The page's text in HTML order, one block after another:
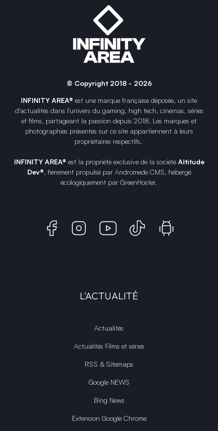
© Copyright 2018 - 2026
INFINITY AREA® est une marque française déposée, un site
d'actualités dans l'univers du gaming, high tech, cinémas, séries
et films, partageant la passion depuis 2018. Les marques et
photographies présentes sur ce site appartiennent à leurs
propriétaires respectifs.
INFINITY AREA® est la propriété exclusive de la société Altitude
Dev®, fièrement propulsé par Andromede CMS, hébergé
écologiquement par GreenHoster.
L'ACTUALITÉ
Actualités
Actualités Films et séries
RSS & Sitemaps
Google NEWS
Bing News
Extension Google Chrome